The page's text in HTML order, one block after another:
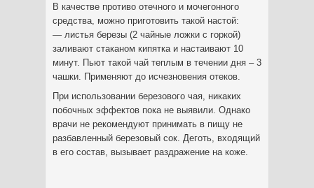
В качестве противо отечного и мочегонного
средства, можно приготовить такой настой:
— листья березы (2 чайные ложки с горкой)
заливают стаканом кипятка и настаивают 10
минут. Пьют такой чай теплым в течении дня – 3
чашки. Применяют до исчезновения отеков.
При использовании березового чая, никаких
побочных эффектов пока не выявили. Однако
врачи не рекомендуют принимать в пищу не
разбавленный березовый сок. Деготь, входящий
в его состав, вызывает раздражение на коже.